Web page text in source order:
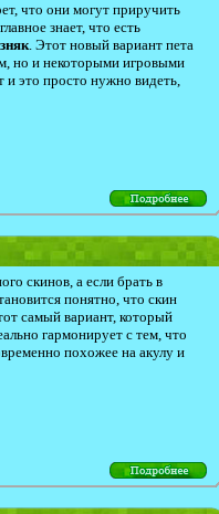
что они могут приручить
знает, что есть
. Этот новый вариант пета
но и некоторыми игровыми
и это просто нужно видеть,
скинов, а если брать в
понятно, что скин
самый вариант, который
гармонирует с тем, что
похожее на акулу и